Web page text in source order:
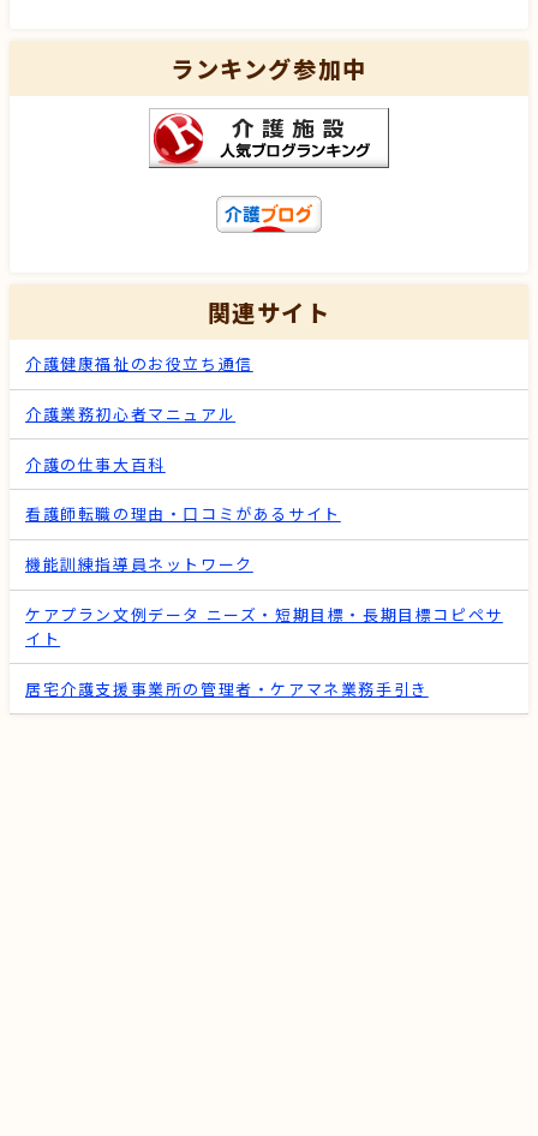
ランキング参加中
関連サイト
介護健康福祉のお役立ち通信
介護業務初心者マニュアル
介護の仕事大百科
看護師転職の理由・口コミがあるサイト
機能訓練指導員ネットワーク
ケアプラン文例データ ニーズ・短期目標・長期目標コピペサ
イト
居宅介護支援事業所の管理者・ケアマネ業務手引き